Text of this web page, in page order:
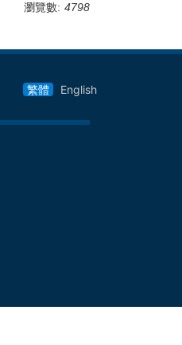
瀏覽數: 4798
繁體 English